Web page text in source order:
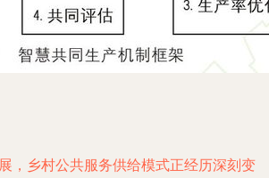
，乡村公共服务供给模式正经历深刻变